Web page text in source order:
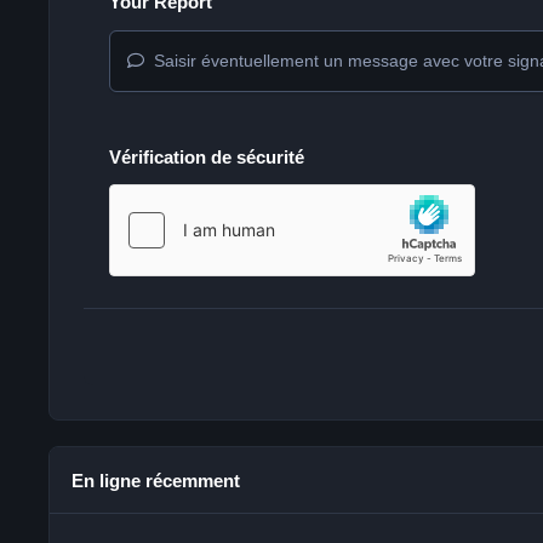
Saisir éventuellement un message avec votre
Vérification de sécurité
En ligne récemment